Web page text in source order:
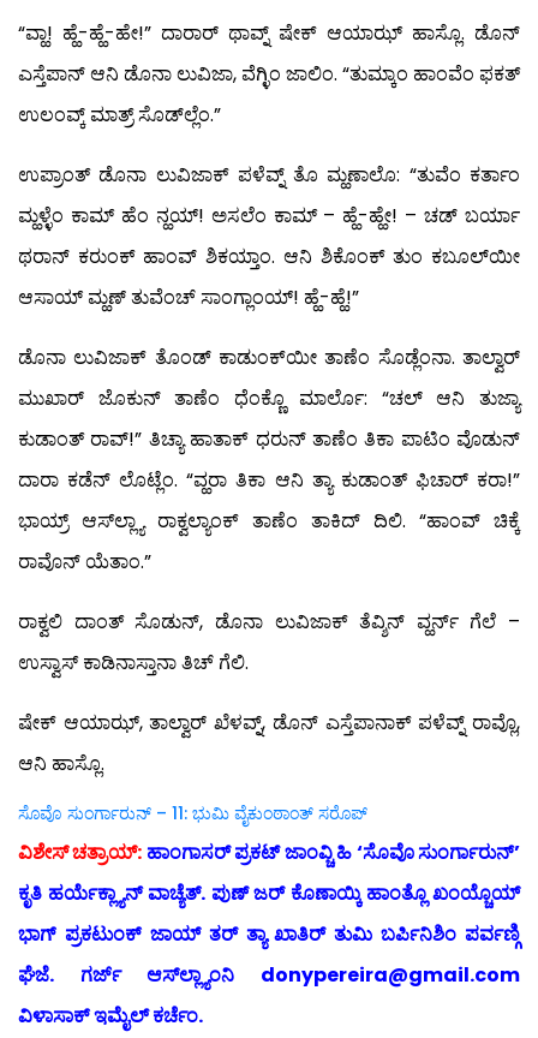
“ವ್ಹಾ! ಹ್ಹೆ-ಹ್ಹೆ-ಹೇ!” ದಾರಾರ್ ಥಾವ್ನ್ ಷೇಕ್ ಆಯಾಝ್ ಹಾಸ್ಲೊ. ಡೊನ್
ಎಸ್ತೆಪಾನ್ ಆನಿ ಡೊನಾ ಲುವಿಜಾ, ವೆಗ್ಳಿಂ ಜಾಲಿಂ. “ತುಮ್ಕಾಂ ಹಾಂವೆಂ ಫಕತ್
ಉಲಂವ್ಕ್ ಮಾತ್ರ್ ಸೊಡ್‍ಲ್ಲೆಂ.”
ಉಪ್ರಾಂತ್ ಡೊನಾ ಲುವಿಜಾಕ್ ಪಳೆವ್ನ್ ತೊ ಮ್ಹಣಾಲೊ: “ತುವೆಂ ಕರ್ತಾಂ
ಮ್ಹಳ್ಳೆಂ ಕಾಮ್ ಹೆಂ ನ್ಹಯ್! ಅಸಲೆಂ ಕಾಮ್ – ಹ್ಹೆ-ಹ್ಹೇ! – ಚಡ್ ಬರ್ಯಾ
ಥರಾನ್ ಕರುಂಕ್ ಹಾಂವ್ ಶಿಕಯ್ತಾಂ. ಆನಿ ಶಿಕೊಂಕ್ ತುಂ ಕಬೂಲ್‍ಯೀ
ಆಸಾಯ್ ಮ್ಹಣ್ ತುವೆಂಚ್ ಸಾಂಗ್ಲಾಂಯ್! ಹ್ಹೆ-ಹ್ಹೆ!”
ಡೊನಾ ಲುವಿಜಾಕ್ ತೊಂಡ್ ಕಾಡುಂಕ್‍ಯೀ ತಾಣೆಂ ಸೊಡ್ಲೆಂನಾ. ತಾಲ್ವಾರ್
ಮುಖಾರ್ ಜೊಕುನ್ ತಾಣೆಂ ಧೆಂಕ್ಣೊ ಮಾರ್ಲೊ: “ಚಲ್ ಆನಿ ತುಜ್ಯಾ
ಕುಡಾಂತ್ ರಾವ್!” ತಿಚ್ಯಾ ಹಾತಾಕ್ ಧರುನ್ ತಾಣೆಂ ತಿಕಾ ಪಾಟಿಂ ವೊಡುನ್
ದಾರಾ ಕಡೆನ್ ಲೊಟ್ಲೆಂ. “ವ್ಹರಾ ತಿಕಾ ಆನಿ ತ್ಯಾ ಕುಡಾಂತ್ ಫಿಚಾರ್ ಕರಾ!”
ಭಾಯ್ರ್ ಆಸ್‍ಲ್ಲ್ಯಾ ರಾಕ್ವಲ್ಯಾಂಕ್ ತಾಣೆಂ ತಾಕಿದ್ ದಿಲಿ. “ಹಾಂವ್ ಚಿಕ್ಕೆ
ರಾವೊನ್ ಯೆತಾಂ.”
ರಾಕ್ವಲಿ ದಾಂತ್ ಸೊಡುನ್, ಡೊನಾ ಲುವಿಜಾಕ್ ತೆವ್ಶಿನ್ ವ್ಹರ್ನ್ ಗೆಲೆ –
ಉಸ್ವಾಸ್ ಕಾಡಿನಾಸ್ತಾನಾ ತಿಚ್ ಗೆಲಿ.
ಷೇಕ್ ಆಯಾಝ್, ತಾಲ್ವಾರ್ ಖೆಳವ್ನ್, ಡೊನ್ ಎಸ್ತೆಪಾನಾಕ್ ಪಳೆವ್ನ್ ರಾವ್ಲೊ,
ಆನಿ ಹಾಸ್ಲೊ.
ಸೊವೊ ಸುಂರ್ಗಾರುನ್ – 11: ಭುಮಿ ವೈಕುಂಠಾಂತ್ ಸರೊಪ್
ವಿಶೇಸ್ ಚತ್ರಾಯ್:ಹಾಂಗಾಸರ್ ಪ್ರಕಟ್ ಜಾಂವ್ಚಿ ಹಿ ‘ಸೊವೊ ಸುಂರ್ಗಾರುನ್’
ಕೃತಿ ಹರ್ಯೆಕ್ಲ್ಯಾನ್ ವಾಚ್ಯೆತ್. ಪುಣ್ ಜರ್ ಕೊಣಾಯ್ಕಿ ಹಾಂತ್ಲೊ ಖಂಯ್ಚೊಯ್
ಭಾಗ್ ಪ್ರಕಟುಂಕ್ ಜಾಯ್ ತರ್ ತ್ಯಾ ಖಾತಿರ್ ತುಮಿ ಬರ್ಪಿನಿಶಿಂ ಪರ್ವಣ್ಗಿ
ಘೆಜೆ. ಗರ್ಜ್ ಆಸ್‍ಲ್ಲ್ಯಾಂನಿ donypereira@gmail.com
ವಿಳಾಸಾಕ್ ಇಮೈಲ್ ಕರ್ಚೆಂ.